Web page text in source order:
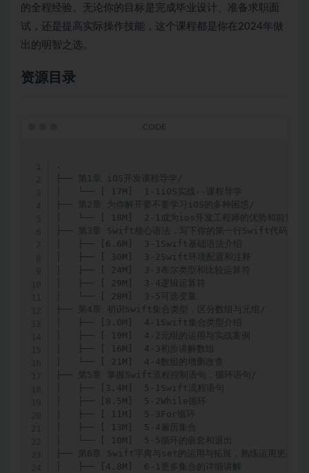
的全程经验。无论你的目标是完成毕业设计、准备求职面
试，还是提高实际操作技能，这个课程都是你在2024年做
出的明智之选。
资源目录
.
├── 第1章 iOS开发课程导学/
│   └── [ 17M]  1-1iOS实战--课程导学
├── 第2章 为你解开要不要学习iOS的多种困惑/
│   └── [ 18M]  2-1成为ios开发工程师的优势和前景
├── 第3章 Swift核心语法，写下你的第一行Swift代码/
│   ├── [6.6M]  3-1Swift基础语法介绍
│   ├── [ 30M]  3-2Swift环境配置和注释
│   ├── [ 24M]  3-3布尔类型和比较运算符
│   ├── [ 29M]  3-4逻辑运算符
│   └── [ 28M]  3-5可选变量
├── 第4章 初识Swift集合类型，区分数组与元组/
│   ├── [3.0M]  4-1Swift集合类型介绍
│   ├── [ 19M]  4-2元组的运用与实战案例
│   ├── [ 16M]  4-3初步讲解数组
│   └── [ 21M]  4-4数组的增删改查
├── 第5章 掌握Swift流程控制语句，循环语句/
│   ├── [3.4M]  5-1Swift流程语句
│   ├── [8.5M]  5-2While循环
│   ├── [ 11M]  5-3For循环
│   ├── [ 13M]  5-4遍历集合
│   └── [ 10M]  5-5循环的嵌套和退出
├── 第6章 Swift字典与set的运用与拓展，熟练运用更高级
│   ├── [4.8M]  6-1更多集合的详细讲解